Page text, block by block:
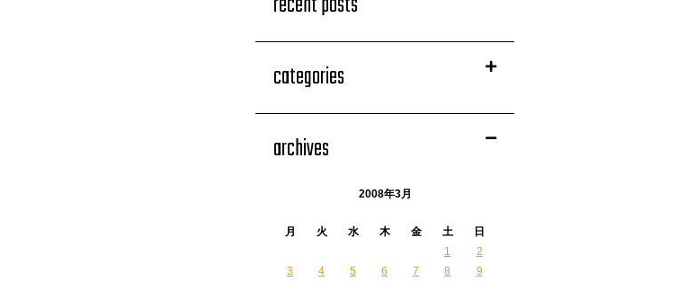
categories
archives
2008年3月
月 火 水 木 金 土
日
1
2
3
4 5 6 7 8
9